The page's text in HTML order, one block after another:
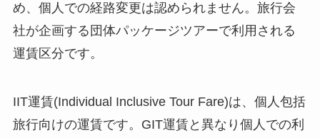
め、個人での経路変更は認められません。旅行会
社が企画する団体パッケージツアーで利用される
運賃区分です。
IIT運賃(Individual Inclusive Tour Fare)は、個人包括
旅行向けの運賃です。GIT運賃と異なり個人での利